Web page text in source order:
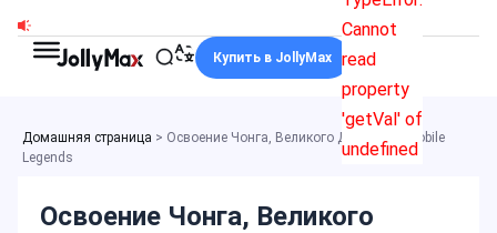
содержимому
Cannot
read
property
'getVal' of
undefined
Купить в JollyMax
Домашняя страница > Освоение Чонга, Великого Дракона в Mobile
Legends
Освоение Чонга, Великого